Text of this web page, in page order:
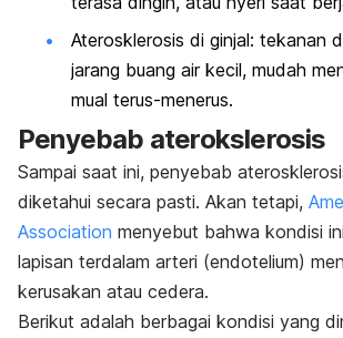
Aterosklerosis di ginjal: tekanan
jarang buang air kecil, mudah
mual terus-menerus.
Penyebab aterokslerosis
Sampai saat ini, penyebab
diketahui secara pasti. Akan tetapi,
Association menyebut bahwa kondisi
lapisan terdalam arteri (endotelium)
kerusakan atau cedera.
Berikut adalah berbagai kondisi yang